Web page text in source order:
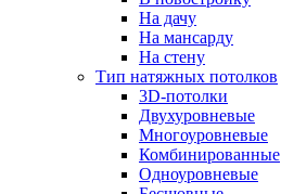
На дачу
На мансарду
На стену
Тип натяжных потолков
3D-потолки
Двухуровневые
Многоуровневые
Комбинированные
Одноуровневые